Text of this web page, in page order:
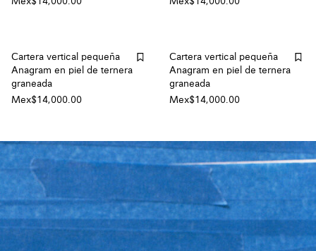
Cartera vertical pequeña
Anagram en piel de ternera
graneada
Mex$14,000.00
Cartera vertical pequeña
Anagram en piel de ternera
graneada
Mex$14,000.00